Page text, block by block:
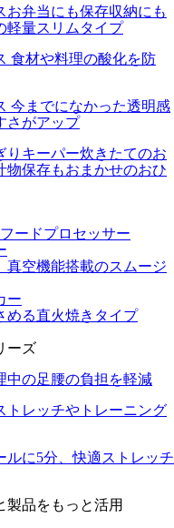
お弁当にも保存収納にも
軽量スリムタイプ
食材や料理の酸化を防
今までになかった透明感
さがアップ
りキーパー炊きたてのお
物保存もおまかせのおひ
ードプロセッサー
真空機能搭載のスムージ
ー
める直火焼きタイプ
ーズ
中の足腰の負担を軽減
トレッチやトレーニング
ルに5分、快適ストレッチ
製品をもっと活用